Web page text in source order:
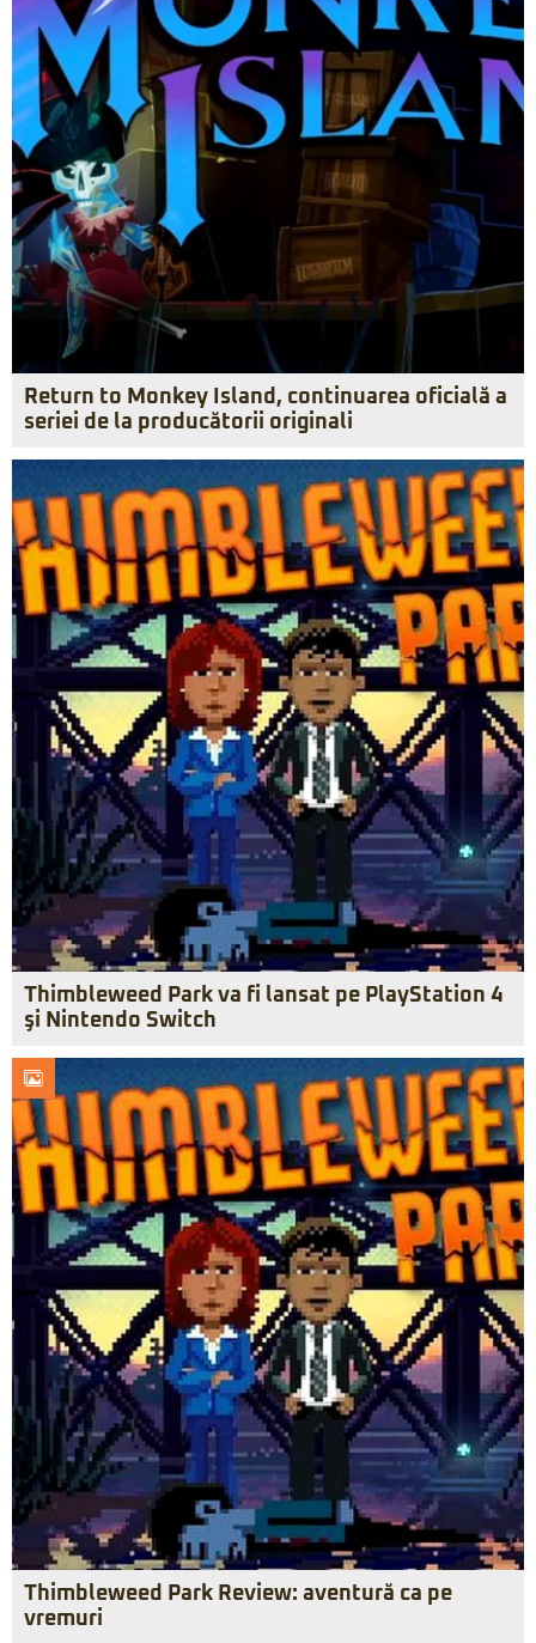
Return to Monkey Island, continuarea oficială a
seriei de la producătorii originali
Thimbleweed Park va fi lansat pe PlayStation 4
şi Nintendo Switch
Thimbleweed Park Review: aventură ca pe
vremuri